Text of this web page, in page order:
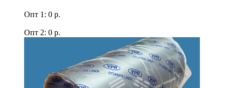
Опт 1: 0 р.
Опт 2: 0 р.